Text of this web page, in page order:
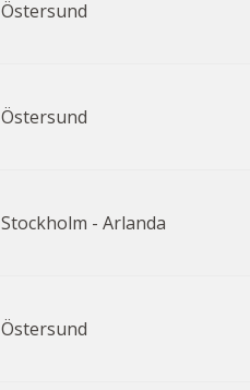
Östersund
Östersund
Stockholm - Arlanda
Östersund